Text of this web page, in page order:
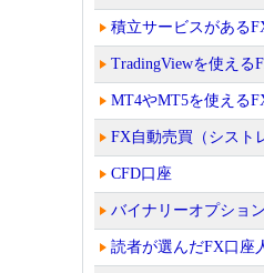
積立サービスがある
TradingViewを使える
MT4やMT5を使える
FX自動売買（シスト
CFD口座
バイナリーオプショ
読者が選んだFX口座